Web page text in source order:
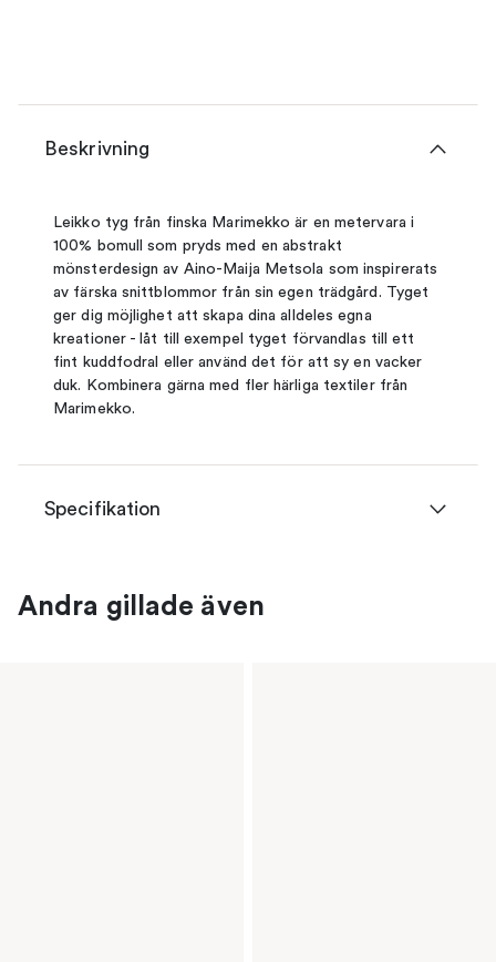
Beskrivning
Leikko tyg från finska Marimekko är en metervara i
100% bomull som pryds med en abstrakt
mönsterdesign av Aino-Maija Metsola som inspirerats
av färska snittblommor från sin egen trädgård. Tyget
ger dig möjlighet att skapa dina alldeles egna
kreationer - låt till exempel tyget förvandlas till ett
fint kuddfodral eller använd det för att sy en vacker
duk. Kombinera gärna med fler härliga textiler från
Marimekko.
Specifikation
Andra gillade även